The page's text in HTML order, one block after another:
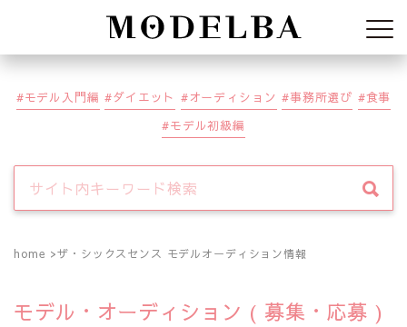
Modelba
モデル入門編 ダイエット オーディション 事務所選び
食事
モデル初級編
home ザ・シックスセンス モデルオーディション情報
モデル・オーディション ( 募集・応募 )